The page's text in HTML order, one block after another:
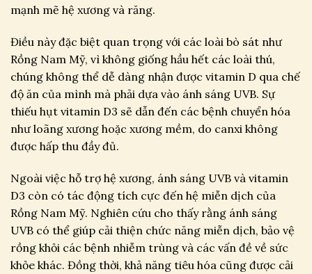
mạnh mẽ hệ xương và răng.
Điều này đặc biệt quan trọng với các loài bò sát như
Rồng Nam Mỹ, vì không giống hầu hết các loài thú,
chúng không thể dễ dàng nhận được vitamin D qua chế
độ ăn của mình mà phải dựa vào ánh sáng UVB. Sự
thiếu hụt vitamin D3 sẽ dẫn đến các bệnh chuyển hóa
như loãng xương hoặc xương mềm, do canxi không
được hấp thu đầy đủ.
Ngoài việc hỗ trợ hệ xương, ánh sáng UVB và vitamin
D3 còn có tác động tích cực đến hệ miễn dịch của
Rồng Nam Mỹ. Nghiên cứu cho thấy rằng ánh sáng
UVB có thể giúp cải thiện chức năng miễn dịch, bảo vệ
rồng khỏi các bệnh nhiễm trùng và các vấn đề về sức
khỏe khác. Đồng thời, khả năng tiêu hóa cũng được cải